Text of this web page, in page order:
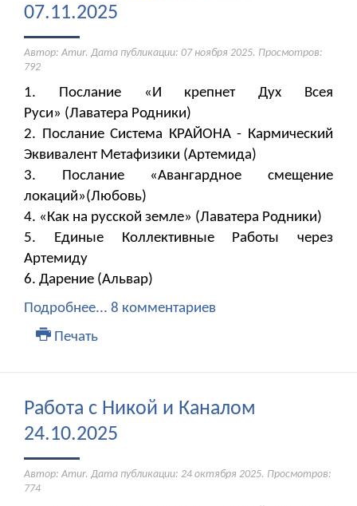
07.11.2025
Автор: Amur. Дата публикации: 07 ноября 2025. Просмотров:
792
1. Послание «И крепнет Дух Всея
Руси» (Лаватера Родники)
2. Послание Система КРАЙОНА - Кармический
Эквивалент Метафизики (Артемида)
3. Послание «Авангардное смещение
локаций»(Любовь)
4. «Как на русской земле» (Лаватера Родники)
5. Единые Коллективные Работы через
Артемиду
6. Дарение (Альвар)
Подробнее... 8 комментариев
Печать
Работа с Никой и Каналом
24.10.2025
Автор: Amur. Дата публикации: 24 октября 2025. Просмотров:
774